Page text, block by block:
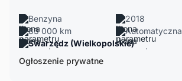
Benzyna
2018
83 000 km
Automatyczna
Swarzędz (Wielkopolskie)
Ogłoszenie prywatne